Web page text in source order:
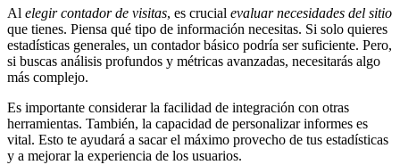
Al elegir contador de visitas, es crucial evaluar necesidades del sitio
que tienes. Piensa qué tipo de información necesitas. Si solo quieres
estadísticas generales, un contador básico podría ser suficiente. Pero,
si buscas análisis profundos y métricas avanzadas, necesitarás algo
más complejo.
Es importante considerar la facilidad de integración con otras
herramientas. También, la capacidad de personalizar informes es
vital. Esto te ayudará a sacar el máximo provecho de tus estadísticas
y a mejorar la experiencia de los usuarios.